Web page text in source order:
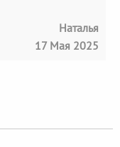
Наталья
17 Мая 2025